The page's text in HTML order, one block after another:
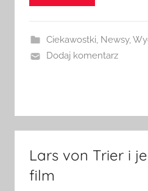
Ciekawostki, Newsy,
Dodaj komentarz
Lars von Trier i
film